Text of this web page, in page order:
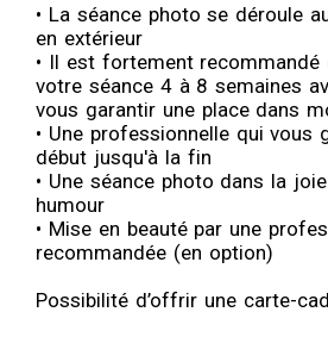
• La séance photo se déroule
en extérieur
• Il est fortement recommandé
votre séance 4 à 8 semaines
vous garantir une place dans
• Une professionnelle qui vous
début jusqu'à la fin
• Une séance photo dans la
humour
• Mise en beauté par une
recommandée (en option)
Possibilité d’offrir une carte-